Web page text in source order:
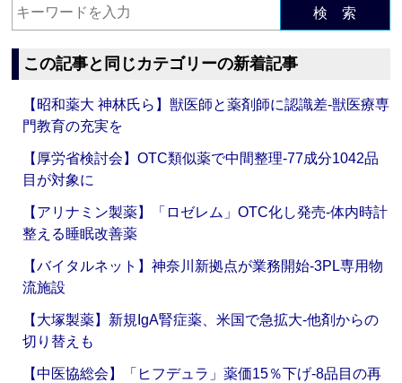
検 索
この記事と同じカテゴリーの新着記事
【昭和薬大 神林氏ら】獣医師と薬剤師に認識差‐獣医療専
門教育の充実を
【厚労省検討会】OTC類似薬で中間整理‐77成分1042品
目が対象に
【アリナミン製薬】「ロゼレム」OTC化し発売‐体内時計
整える睡眠改善薬
【バイタルネット】神奈川新拠点が業務開始‐3PL専用物
流施設
【大塚製薬】新規IgA腎症薬、米国で急拡大‐他剤からの
切り替えも
【中医協総会】「ヒフデュラ」薬価15％下げ‐8品目の再